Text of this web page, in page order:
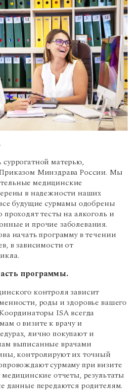
матерью,
Минздрава России. Мы
медицинские
в надежности наших
будущие сурмамы одобрены
проходят тесты на алкоголь и
и прочие заболевания.
начать программу в течении
в зависимости от
программы.
контроля зависит
роды и здоровье вашего
ISA всегда
о визите к врачу и
лично покупают и
выписанные врачами
контролируют их точный
сурмаму при визите
отчеты, результаты
данные передаются родителям.